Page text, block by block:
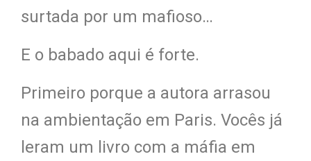
surtada por um mafioso…
E o babado aqui é forte.
Primeiro porque a autora arrasou
na ambientação em Paris. Vocês já
leram um livro com a máfia em